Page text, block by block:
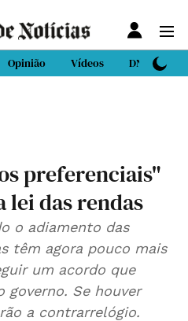
Opinião Vídeos DN Sport
preferenciais"
lei das rendas
o adiamento das
têm agora pouco mais
um acordo que
governo. Se houver
a contrarrelógio.